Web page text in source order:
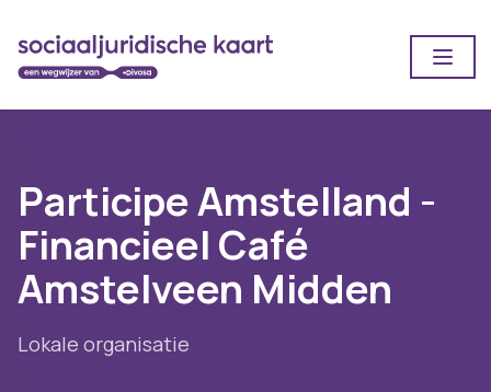
Participe Amstelland -
Financieel Café
Amstelveen Midden
Lokale organisatie